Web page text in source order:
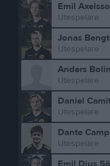
Emil
Utespelare
Jonas
Utespelare
Anders Bolin
Utespelare
Daniel
Utespelare
Dante
Utespelare